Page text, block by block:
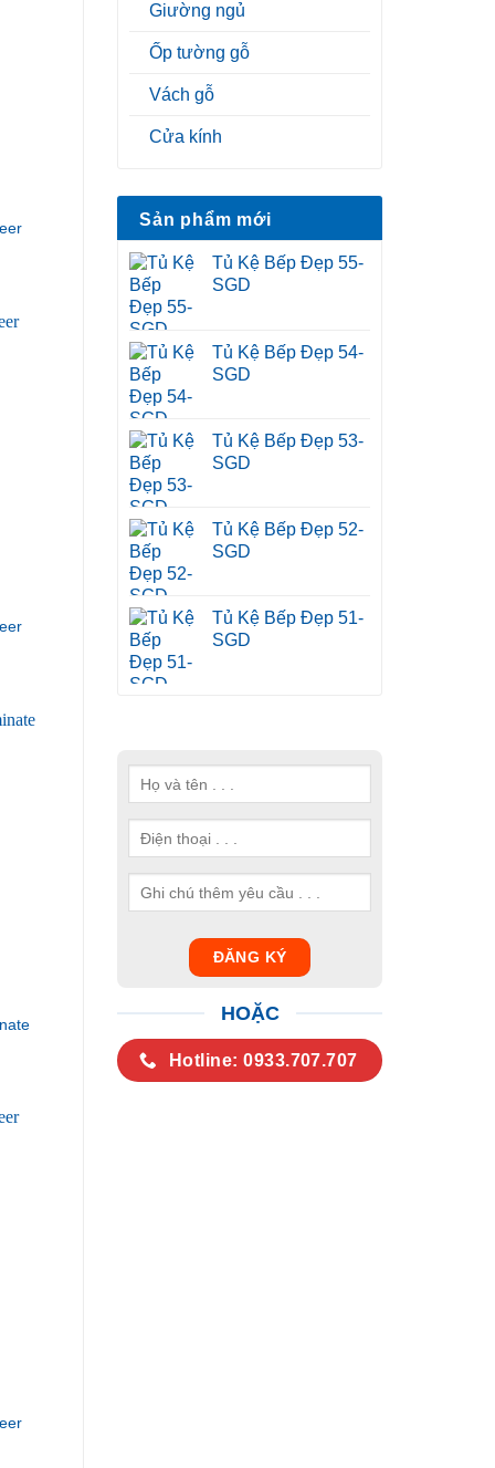
Giường ngủ
Ốp tường gỗ
Vách gỗ
Cửa kính
Sản phẩm mới
Tủ Kệ Bếp Đẹp 55-
SGD
Tủ Kệ Bếp Đẹp 54-
SGD
Tủ Kệ Bếp Đẹp 53-
SGD
Tủ Kệ Bếp Đẹp 52-
SGD
Tủ Kệ Bếp Đẹp 51-
SGD
HOẶC
Hotline: 0933.707.707